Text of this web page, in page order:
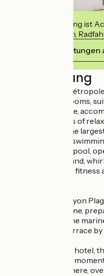
Diese Einrichtung ist
verpflichtet sich,
Ihre Verpflichtungen
Beschreibung
The Hotel Lyon
charm of its 174 rooms,
banks of the Saône,
For your moments of
Spa Lyon Plage: the
outdoor Olympic
indoor swimming pool,
heated all year round,
massage parlours,
At the Brasserie Lyon
you a refined cuisine,
to be enjoyed in the
room or on the terrace
In the heart of the hotel,
to spend pleasant
soothing atmosphere,